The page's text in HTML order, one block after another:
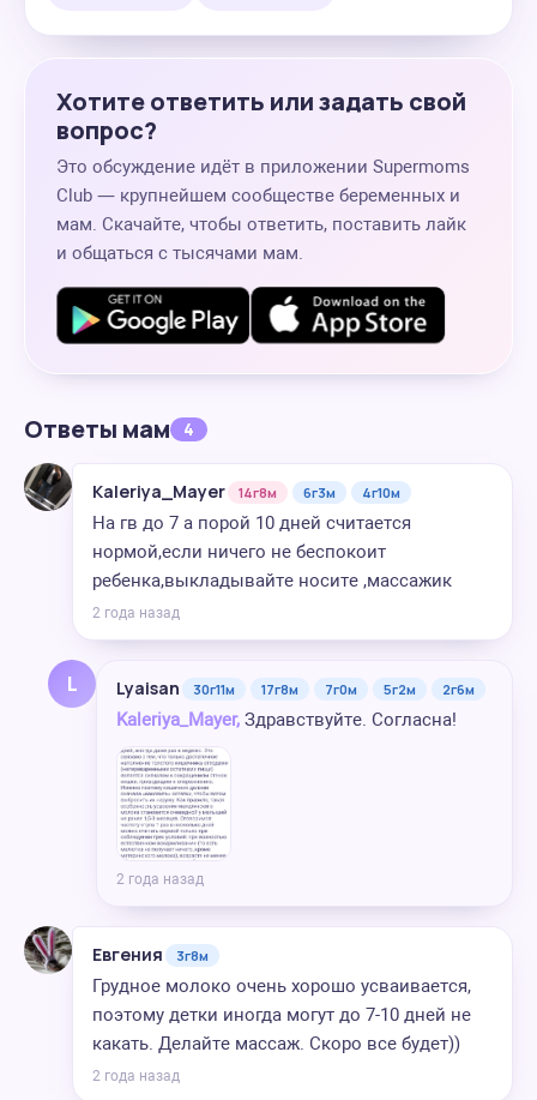
Хотите ответить или задать свой
вопрос?
Это обсуждение идёт в приложении Supermoms
Club — крупнейшем сообществе беременных и
мам. Скачайте, чтобы ответить, поставить лайк
и общаться с тысячами мам.
Ответы мам 4
Kaleriya_Mayer 14г8м 6г3м 4г10м
На гв до 7 а порой 10 дней считается
нормой,если ничего не беспокоит
ребенка,выкладывайте носите ,массажик
2 года назад
L Lyaisan 30г11м 17г8м 7г0м 5г2м 2г6м
Kaleriya_Mayer, Здравствуйте. Согласна!
2 года назад
Евгения 3г8м
Грудное молоко очень хорошо усваивается,
поэтому детки иногда могут до 7-10 дней не
какать. Делайте массаж. Скоро все будет))
2 года назад